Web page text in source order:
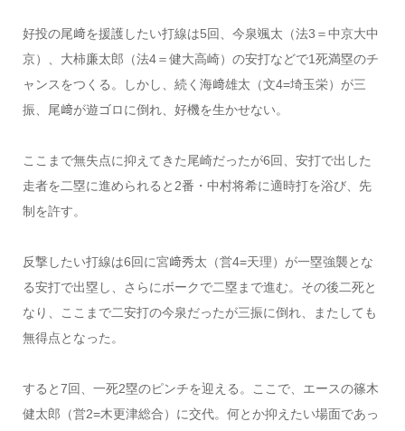
好投の尾﨑を援護したい打線は5回、今泉颯太（法3＝中京大中
京）、大柿廉太郎（法4＝健大高崎）の安打などで1死満塁のチ
ャンスをつくる。しかし、続く海﨑雄太（文4=埼玉栄）が三
振、尾﨑が遊ゴロに倒れ、好機を生かせない。
ここまで無失点に抑えてきた尾崎だったが6回、安打で出した
走者を二塁に進められると2番・中村将希に適時打を浴び、先
制を許す。
反撃したい打線は6回に宮﨑秀太（営4=天理）が一塁強襲とな
る安打で出塁し、さらにボークで二塁まで進む。その後二死と
なり、ここまで二安打の今泉だったが三振に倒れ、またしても
無得点となった。
すると7回、一死2塁のピンチを迎える。ここで、エースの篠木
健太郎（営2=木更津総合）に交代。何とか抑えたい場面であっ